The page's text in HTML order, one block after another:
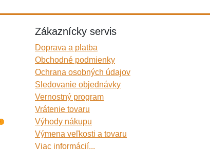
Zákaznícky servis
Doprava a platba
Obchodné podmienky
Ochrana osobných údajov
Sledovanie objednávky
Vernostný program
Vrátenie tovaru
Výhody nákupu
Výmena veľkosti a tovaru
Viac informácií...